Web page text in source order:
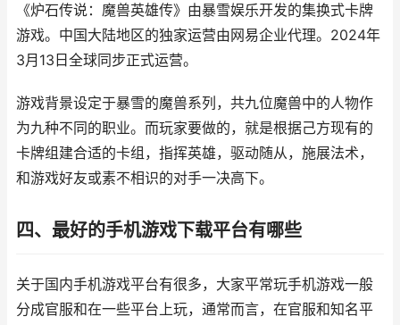
《炉石传说：魔兽英雄传》由暴雪娱乐开发的集换式卡牌
游戏。中国大陆地区的独家运营由网易企业代理。2024年
3月13日全球同步正式运营。
游戏背景设定于暴雪的魔兽系列，共九位魔兽中的人物作
为九种不同的职业。而玩家要做的，就是根据己方现有的
卡牌组建合适的卡组，指挥英雄，驱动随从，施展法术，
和游戏好友或素不相识的对手一决高下。
四、最好的手机游戏下载平台有哪些
关于国内手机游戏平台有很多，大家平常玩手机游戏一般
分成官服和在一些平台上玩，通常而言，在官服和知名平